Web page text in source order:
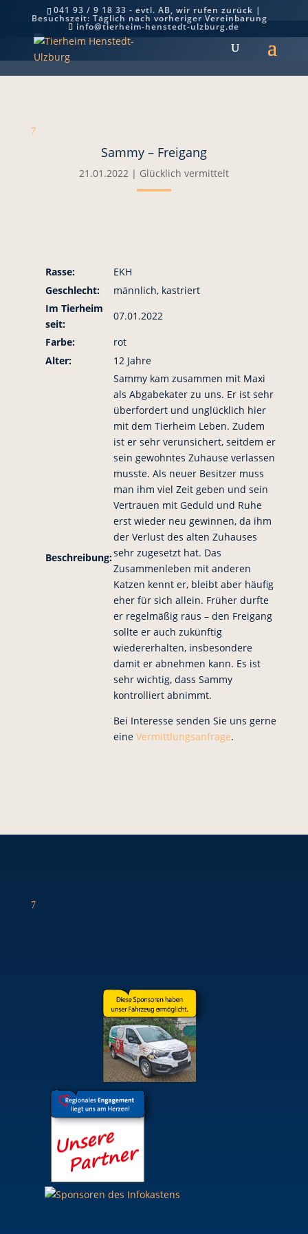
041 93 / 9 18 33 - evtl. AB, wir rufen zurück |
Besuchszeit: Täglich nach vorheriger Vereinbarung
info@tierheim-henstedt-ulzburg.de
Sammy – Freigang
7
Sammy – Freigang
21.01.2022| Glücklich vermittelt
Rasse:
EKH
Geschlecht:
männlich, kastriert
Im Tierheim
seit:
07.01.2022
Farbe:
rot
Alter:
12 Jahre
Beschreibung:
Sammy kam zusammen mit Maxi
als Abgabekater zu uns. Er ist sehr
überfordert und unglücklich hier
mit dem Tierheim Leben. Zudem
ist er sehr verunsichert, seitdem er
sein gewohntes Zuhause verlassen
musste. Als neuer Besitzer muss
man ihm viel Zeit geben und sein
Vertrauen mit Geduld und Ruhe
erst wieder neu gewinnen, da ihm
der Verlust des alten Zuhauses
sehr zugesetzt hat. Das
Zusammenleben mit anderen
Katzen kennt er, bleibt aber häufig
eher für sich allein. Früher durfte
er regelmäßig raus – den Freigang
sollte er auch zukünftig
wiedererhalten, insbesondere
damit er abnehmen kann. Es ist
sehr wichtig, dass Sammy
kontrolliert abnimmt.
Bei Interesse senden Sie uns gerne
eine Vermittlungsanfrage.
7